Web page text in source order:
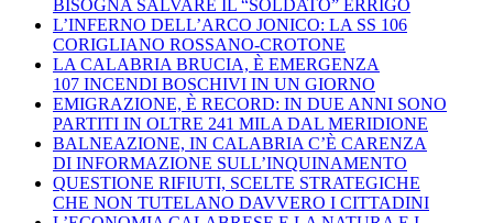
BISOGNA SALVARE IL “SOLDATO” ERRIGO
L’INFERNO DELL’ARCO JONICO: LA SS 106
CORIGLIANO ROSSANO-CROTONE
LA CALABRIA BRUCIA, È EMERGENZA
107 INCENDI BOSCHIVI IN UN GIORNO
EMIGRAZIONE, È RECORD: IN DUE ANNI SONO
PARTITI IN OLTRE 241 MILA DAL MERIDIONE
BALNEAZIONE, IN CALABRIA C’È CARENZA
DI INFORMAZIONE SULL’INQUINAMENTO
QUESTIONE RIFIUTI, SCELTE STRATEGICHE
CHE NON TUTELANO DAVVERO I CITTADINI